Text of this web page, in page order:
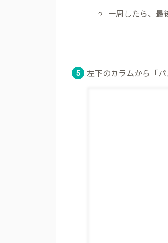
一周したら、最
左下のカラムから「パ